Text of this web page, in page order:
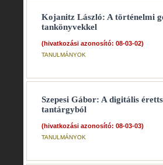
Kojanitz László: A történelmi
tankönyvekkel
(hivatkozási azonosító: 08-03-02)
TANULMÁNYOK
Szepesi Gábor: A digitális
tantárgyból
(hivatkozási azonosító: 08-03-03)
TANULMÁNYOK